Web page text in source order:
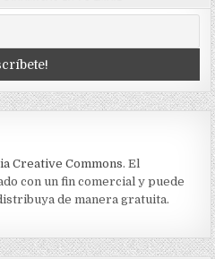
Creative Commons. El
con un fin comercial y puede
de manera gratuita.